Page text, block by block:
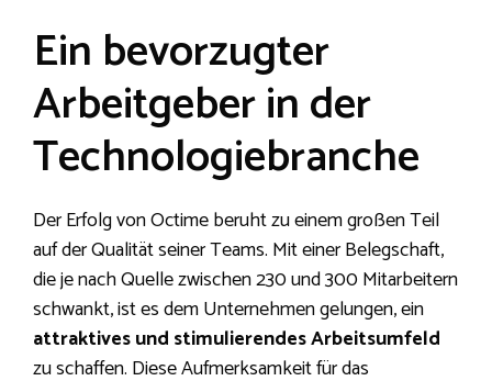
Ein bevorzugter
Arbeitgeber in der
Technologiebranche
Der Erfolg von Octime beruht zu einem großen Teil
auf der Qualität seiner Teams. Mit einer Belegschaft,
die je nach Quelle zwischen 230 und 300 Mitarbeitern
schwankt, ist es dem Unternehmen gelungen, ein
attraktives und stimulierendes Arbeitsumfeld
zu schaffen. Diese Aufmerksamkeit für das